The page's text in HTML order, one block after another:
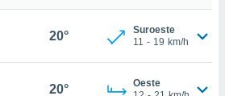
20°
Suroeste
11 - 19 km/h
20°
Oeste